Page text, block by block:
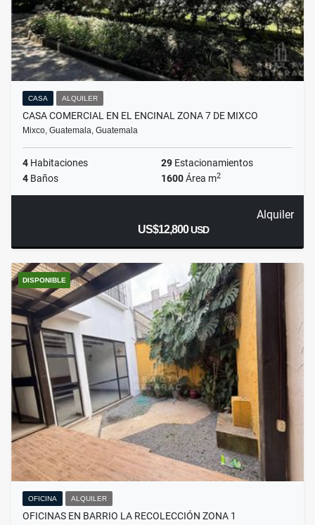
CASA ALQUILER
CASA COMERCIAL EN EL ENCINAL ZONA 7 DE MIXCO
Mixco, Guatemala, Guatemala
4 Habitaciones 29 Estacionamientos
4 Baños 1600Área m2
Alquiler
US$12,800USD
DISPONIBLE
OFICINA ALQUILER
OFICINAS EN BARRIO LA RECOLECCIÓN ZONA 1